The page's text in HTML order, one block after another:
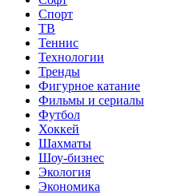
Спорт
ТВ
Теннис
Технологии
Тренды
Фигурное катание
Фильмы и сериалы
Футбол
Хоккей
Шахматы
Шоу-бизнес
Экология
Экономика